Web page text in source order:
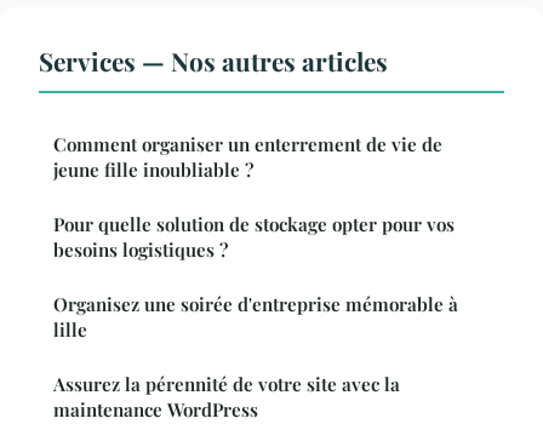
Services — Nos autres articles
Comment organiser un enterrement de vie de
jeune fille inoubliable ?
Pour quelle solution de stockage opter pour vos
besoins logistiques ?
Organisez une soirée d'entreprise mémorable à
lille
Assurez la pérennité de votre site avec la
maintenance WordPress